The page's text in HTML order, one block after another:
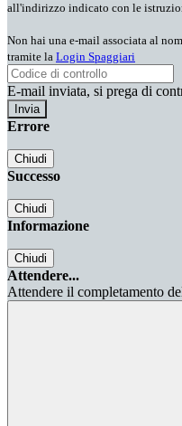
all'indirizzo indicato con le
Non hai una e-mail associata al
tramite la Login Spaggiari
E-mail inviata, si prega di
Errore
Chiudi
Successo
Chiudi
Informazione
Chiudi
Attendere...
Attendere il completamento